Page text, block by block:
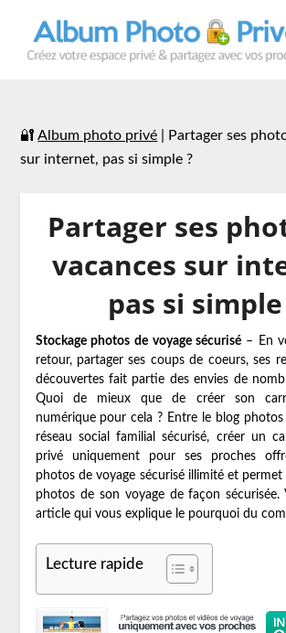
🔐 Album photo privé
Partager ses
sur internet, pas si simple ?
Partager ses
vacances sur
pas si simple
Stockage photos de voyage sécurisé – En
retour, partager ses coups de coeurs, ses
découvertes fait partie des envies de
Quoi de mieux que de créer son
numérique pour cela ? Entre le blog
réseau social familial sécurisé, créer un
privé uniquement pour ses proches
photos de voyage sécurisé illimité et permet
photos de son voyage de façon sécurisée.
article qui vous explique le pourquoi du
Lecture rapide